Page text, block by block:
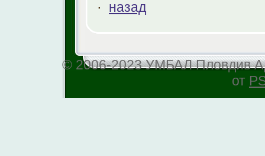
· назад
© 2006-2023 УМБАЛ Пловдив
от